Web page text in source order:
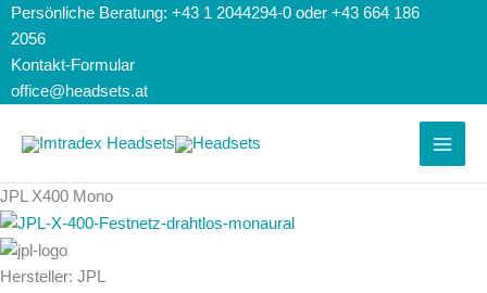
Zum
Inhalt
springen
Persönliche Beratung: +43 1 2044294-0 oder +43 664 186
2056
Kontakt-Formular
office@headsets.at
JPL X400 Mono
Hersteller: JPL
Suchen
Search...